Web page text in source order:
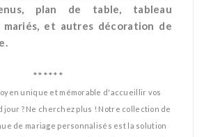
plan de table, tableau
et autres décoration de
******
unique et mémorable d'accueillir vos
jour ? Ne cherchez plus ! Notre collection de
de mariage personnalisés est la solution